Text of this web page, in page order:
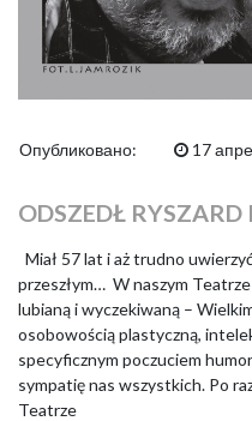
Опубликовано: 17
ODSZEDŁ RYSZARD
Miał 57 lat i aż trudno
przeszłym… W naszym
lubianą i wyczekiwaną –
osobowością plastyczną,
specyficznym poczuciem
sympatię nas wszystkich. Po
Teatrze